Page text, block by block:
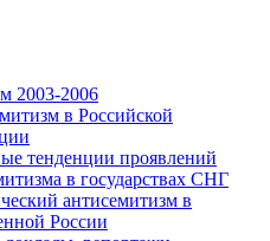
2003-2006
в Российской
тенденции проявлений
в государствах СНГ
антисемитизм в
России